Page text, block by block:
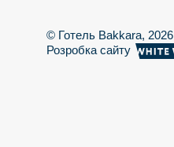
© Готель Bakkara, 2026
Розробка сайту